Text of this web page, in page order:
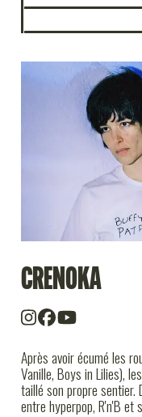
CRENOKA
Après avoir écumé les
Vanille, Boys in Lilies),
taillé son propre sentier.
entre hyperpop, R'n'B et